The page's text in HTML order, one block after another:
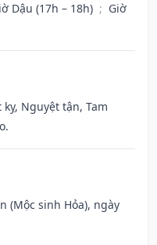
Dậu (17h – 18h) ; Giờ
Nguyệt tận, Tam
(Mộc sinh Hỏa), ngày